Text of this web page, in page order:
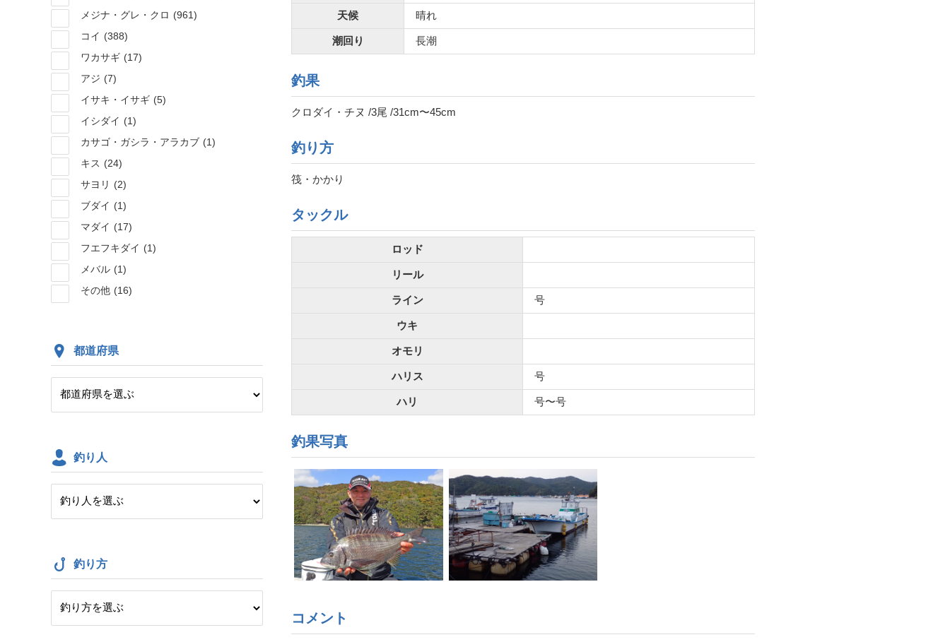
メジナ・グレ・クロ (961)
コイ (388)
ワカサギ (17)
アジ (7)
イサキ・イサギ (5)
イシダイ (1)
カサゴ・ガシラ・アラカブ (1)
キス (24)
サヨリ (2)
ブダイ (1)
マダイ (17)
フエフキダイ (1)
メバル (1)
その他 (16)
都道府県
釣り人
釣り方
天候 晴れ
潮回り 長潮
釣果
クロダイ・チヌ /3尾 /31cm〜45cm
釣り方
筏・かかり
タックル
ロッド
リール
ライン 号
ウキ
オモリ
ハリス 号
ハリ 号〜号
釣果写真
コメント